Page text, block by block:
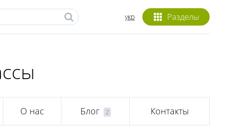
Разделы
укр
О нас Блог 2 Контакты